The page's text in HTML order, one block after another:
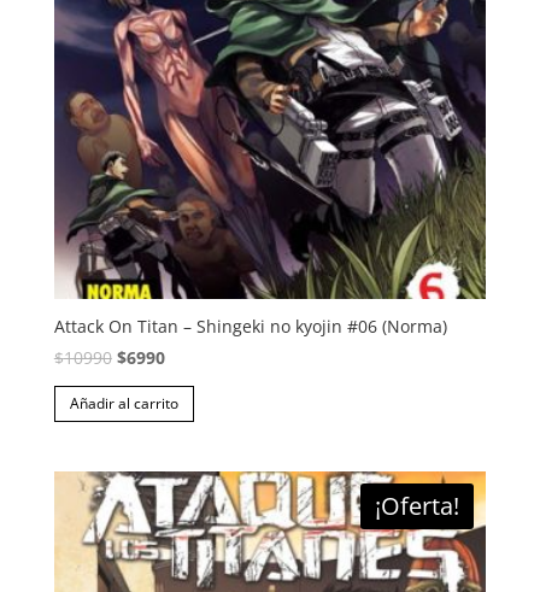
Attack On Titan – Shingeki no kyojin #06 (Norma)
$10990 El
precio
original
$10990.
$6990El
precio
actual
$6990.
Añadir al carrito
¡Oferta!